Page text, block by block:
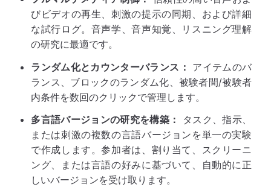
びビデオの再生、刺激の提示の同期、および詳細
な試行ログ。音声学、音声知覚、リスニング理解
の研究に最適です。
ランダム化とカウンターバランス： アイテムのバ
ランス、ブロックのランダム化、被験者間/被験者
内条件を数回のクリックで管理します。
多言語バージョンの研究を構築：
タスク、指示、
または刺激の複数の言語バージョンを単一の実験
で作成します。参加者は、割り当て、スクリーニ
ング、または言語の好みに基づいて、自動的に正
しいバージョンを受け取ります。